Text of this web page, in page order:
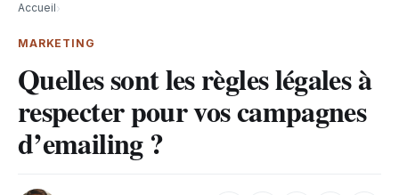
Accueil›
MARKETING
Quelles sont les règles légales à
respecter pour vos campagnes
d’emailing ?